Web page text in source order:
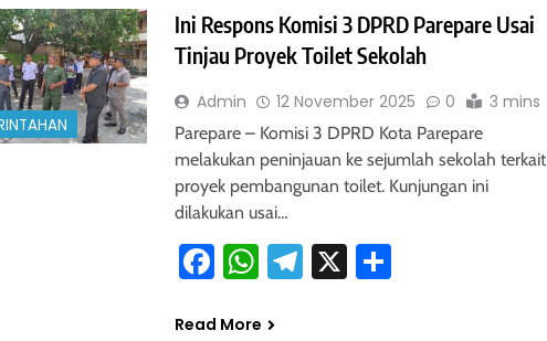
Ini Respons Komisi 3 DPRD Parepare Usai
Tinjau Proyek Toilet Sekolah
Admin 12 November 2025 0 3 mins
Parepare – Komisi 3 DPRD Kota Parepare
melakukan peninjauan ke sejumlah sekolah terkait
proyek pembangunan toilet. Kunjungan ini
dilakukan usai…
Facebook
WhatsApp
Telegram
X Share
Read More